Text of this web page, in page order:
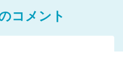
コメント